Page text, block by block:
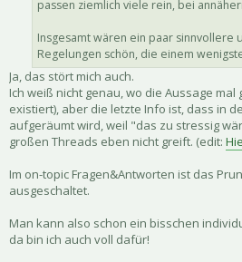
passen ziemlich viele rein, bei
Insgesamt wären ein paar sinnvollere
Regelungen schön, die einem
Ja, das stört mich auch.
Ich weiß nicht genau, wo die Aussage
existiert), aber die letzte Info ist, dass in
aufgeräumt wird, weil "das zu stressig
großen Threads eben nicht greift. (edit:
Im on-topic Fragen&Antworten ist das
ausgeschaltet.
Man kann also schon ein bisschen
da bin ich auch voll dafür!